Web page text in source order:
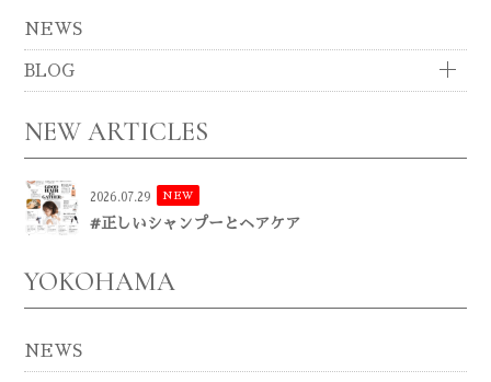
NEWS
BLOG
NEW ARTICLES
2026.07.29 NEW
#正しいシャンプーとヘアケア
YOKOHAMA
NEWS